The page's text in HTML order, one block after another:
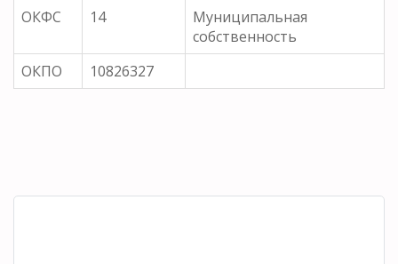
ОКФС
14
Муниципальная
собственность
ОКПО
10826327